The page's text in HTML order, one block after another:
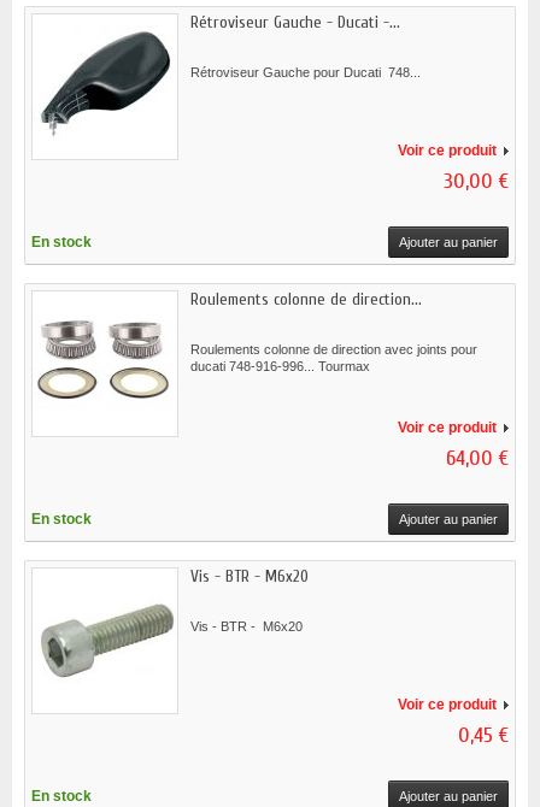
Rétroviseur Gauche - Ducati -...
Rétroviseur Gauche pour Ducati 748...
Voir ce produit
30,00 €
En stock Ajouter au panier
Roulements colonne de direction...
Roulements colonne de direction avec joints pour
ducati 748-916-996... Tourmax
Voir ce produit
64,00 €
En stock Ajouter au panier
Vis - BTR - M6x20
Vis - BTR - M6x20
Voir ce produit
0,45 €
En stock Ajouter au panier